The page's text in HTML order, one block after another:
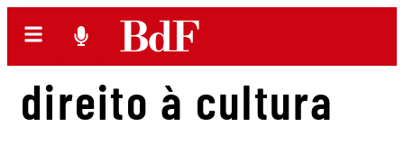
direito à cultura